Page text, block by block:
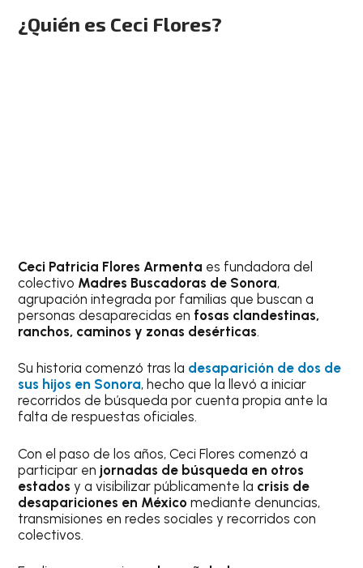
¿Quién es Ceci Flores?
Ceci Patricia Flores Armenta es fundadora del
colectivo Madres Buscadoras de Sonora,
agrupación integrada por familias que buscan a
personas desaparecidas en fosas clandestinas,
ranchos, caminos y zonas desérticas.
Su historia comenzó tras la desaparición de dos de
sus hijos en Sonora, hecho que la llevó a iniciar
recorridos de búsqueda por cuenta propia ante la
falta de respuestas oficiales.
Con el paso de los años, Ceci Flores comenzó a
participar en jornadas de búsqueda en otros
estados y a visibilizar públicamente la crisis de
desapariciones en México mediante denuncias,
transmisiones en redes sociales y recorridos con
colectivos.